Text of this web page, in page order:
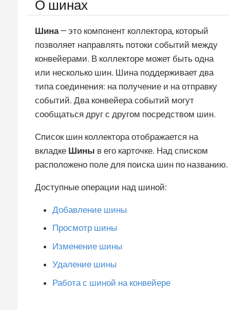
О шинах
Шина— это компонент коллектора, который
позволяет направлять потоки событий между
конвейерами. В коллекторе может быть одна
или несколько шин. Шина поддерживает два
типа соединения: на получение и на отправку
событий. Два конвейера событий могут
сообщаться друг с другом посредством шин.
Список шин коллектора отображается на
вкладке Шины в его карточке. Над списком
расположено поле для поиска шин по названию.
Доступные операции над шиной:
Добавление шины
Просмотр шины
Изменение шины
Удаление шины
Работа с шиной на конвейере